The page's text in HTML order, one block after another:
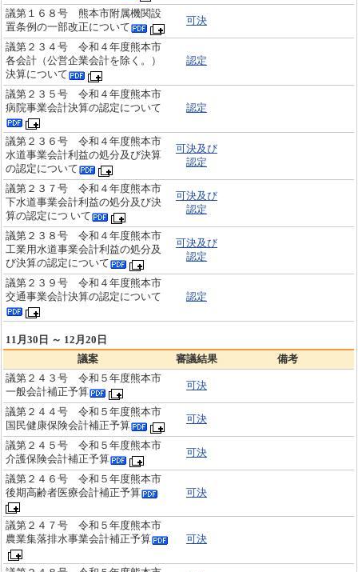
議第１６８号 熊本市附属機関設
置条例の一部改正について
可決
議第２３４号 令和４年度熊本市
各会計（公営企業会計を除く。）
決算について
認定
議第２３５号 令和４年度熊本市
病院事業会計決算の認定について
認定
議第２３６号 令和４年度熊本市
水道事業会計利益の処分及び決算
の認定について
可決及び
認定
議第２３７号 令和４年度熊本市
下水道事業会計利益の処分及び決
算の認定につ いて
可決及び
認定
議第２３８号 令和４年度熊本市
工業用水道事業会計利益の処分及
び決算の認定について
可決及び
認定
議第２３９号 令和４年度熊本市
交通事業会計決算の認定について
認定
11月30日 ～ 12月20日
議案
審議結果
備考
議第２４３号 令和５年度熊本市
一般会計補正予算
可決
議第２４４号 令和５年度熊本市
国民健康保険会計補正予算
可決
議第２４５号 令和５年度熊本市
介護保険会計補正予算
可決
議第２４６号 令和５年度熊本市
後期高齢者医療会計補正予算
可決
議第２４７号 令和５年度熊本市
農業集落排水事業会計補正予算
可決